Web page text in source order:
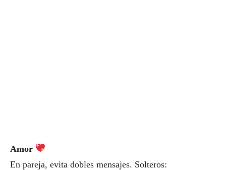
Amor
En pareja, evita dobles mensajes. Solteros: